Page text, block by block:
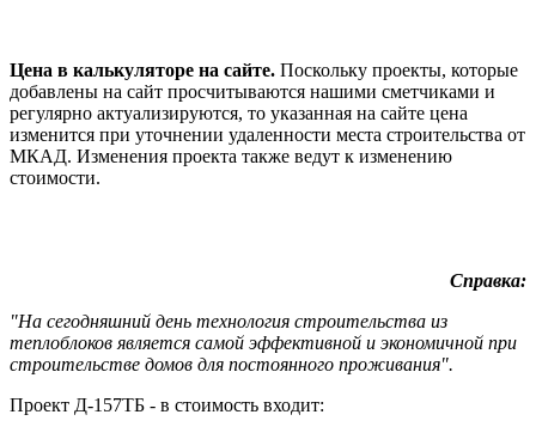
Цена в калькуляторе на сайте. Поскольку проекты, которые
добавлены на сайт просчитываются нашими сметчиками и
регулярно актуализируются, то указанная на сайте цена
изменится при уточнении удаленности места строительства от
МКАД. Изменения проекта также ведут к изменению
стоимости.
Справка:
"На сегодняшний день технология строительства из
теплоблоков является самой эффективной и экономичной при
строительстве домов для постоянного проживания".
Проект Д-157ТБ - в стоимость входит: